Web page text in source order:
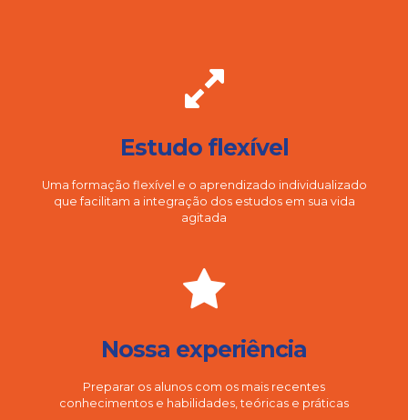
Estudo flexível
Uma formação flexível e o aprendizado individualizado
que facilitam a integração dos estudos em sua vida
agitada
Nossa experiência
Preparar os alunos com os mais recentes
conhecimentos e habilidades, teóricas e práticas